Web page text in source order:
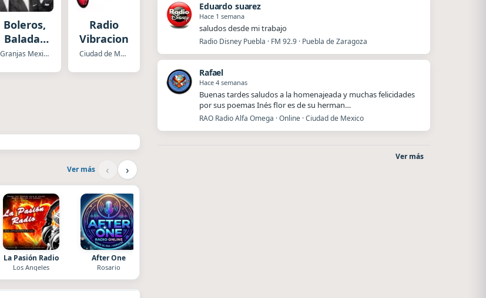
Boleros,
Baladas
y Más Granjas Mexico
Radio
Vibraciones
Ciudad de Mexico
Ver más ‹ ›
La Pasión Radio
Los Angeles
After One
Rosario
Eduardo suarez
Hace 1 semana
saludos desde mi trabajo
Radio Disney Puebla · FM 92.9 · Puebla de Zaragoza
Rafael
Hace 4 semanas
Buenas tardes saludos a la homenajeada y muchas felicidades
por sus poemas Inés flor es de su herman…
RAO Radio Alfa Omega · Online · Ciudad de Mexico
Ver más